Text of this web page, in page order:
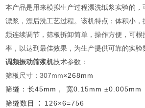
本产品是用来模拟生产过程漂洗纸浆实验的，
漂浆，漂后洗工艺过程。该机特点：体积小
频连续调节，筛板拆卸简单，操作方便，可根
率，以达到最佳效果，为生产提供可靠的实验
调频振动筛浆机技术参数：
筛板尺寸：307mm×268mm
筛缝：长45mm， 宽0.15mm ±0.005mm
筛缝数目
：
126×6=756